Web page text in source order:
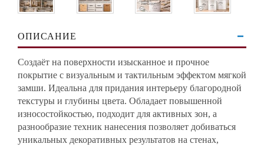
ОПИСАНИЕ
Создаёт на поверхности изысканное и прочное
покрытие с визуальным и тактильным эффектом мягкой
замши. Идеальна для придания интерьеру благородной
текстуры и глубины цвета. Обладает повышенной
износостойкостью, подходит для активных зон, а
разнообразие техник нанесения позволяет добиваться
уникальных декоративных результатов на стенах,